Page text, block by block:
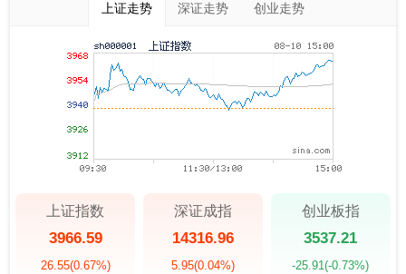
上证走势 深证走势 创业走势
上证指数
3966.59
26.55(0.67%)
深证成指
14316.96
5.95(0.04%)
创业板指
3537.21
-25.91(-0.73%)